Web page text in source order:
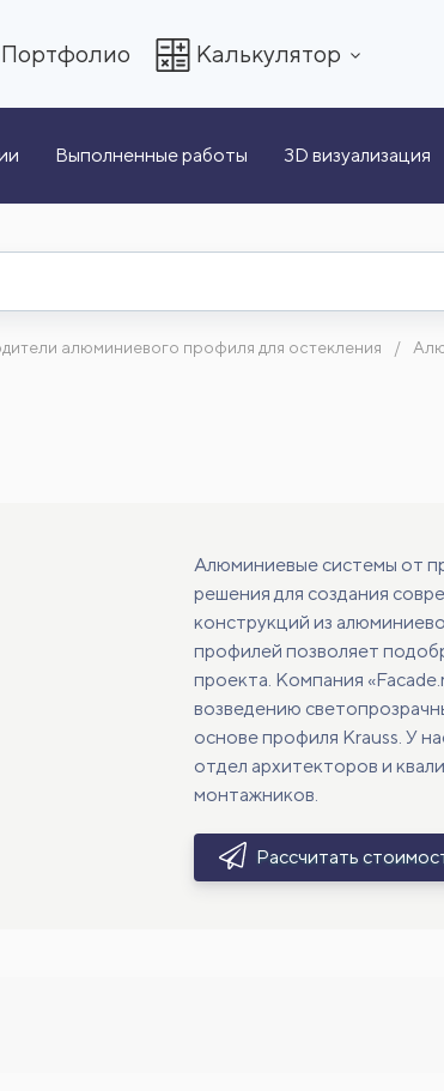
Портфолио Калькулятор
Выполненные работы 3D визуализация
алюминиевого профиля для остекления
Алюминиевые системы от
решения для создания
конструкций из
профилей позволяет
проекта. Компания
возведению
основе профиля Krauss. У
отдел архитекторов и
монтажников.
Рассчитать